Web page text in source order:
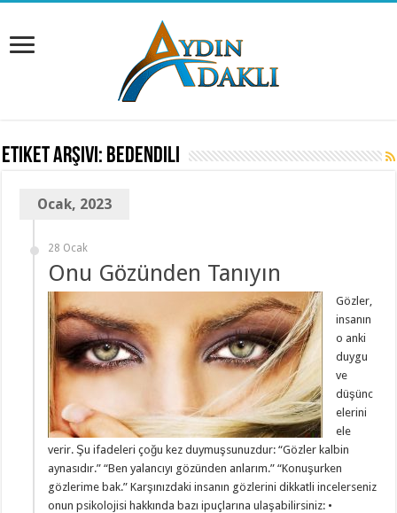
Etiket Arşivi: bedendili
Ocak, 2023
28 Ocak
Onu Gözünden Tanıyın
Gözler,
insanın
o anki
duygu
ve
düşünc
elerini
ele
verir. Şu ifadeleri çoğu kez duymuşsunuzdur: “Gözler kalbin
aynasıdır.” “Ben yalancıyı gözünden anlarım.” “Konuşurken
gözlerime bak.” Karşınızdaki insanın gözlerini dikkatli incelerseniz
onun psikolojisi hakkında bazı ipuçlarına ulaşabilirsiniz: •